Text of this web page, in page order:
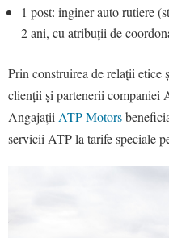
1 post: inginer auto rutiere
2 ani, cu atribuții de
Prin construirea de relații etice
clienții și partenerii companiei
Angajații ATP Motors
servicii ATP la tarife speciale